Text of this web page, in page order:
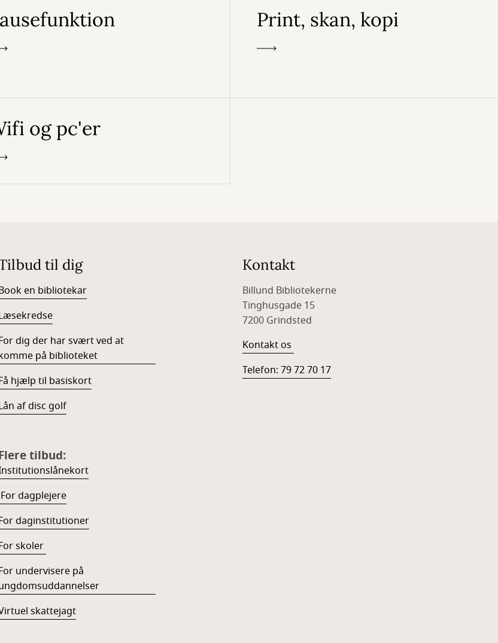
Print, skan, kopi
og pc'er
til dig
en bibliotekar
dig der har svært ved at
på biblioteket
hjælp til basiskort
af disc golf
tilbud:
For dagplejere
daginstitutioner
skoler
undervisere på
skattejagt
Kontakt
Billund Bibliotekerne
Tinghusgade 15
7200 Grindsted
Kontakt os
Telefon: 79 72 70 17